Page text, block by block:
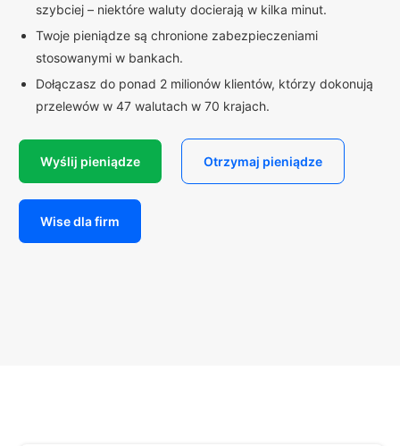
szybciej – niektóre waluty docierają w kilka minut.
Twoje pieniądze są chronione zabezpieczeniami
stosowanymi w bankach.
Dołączasz do ponad 2 milionów klientów, którzy dokonują
przelewów w 47 walutach w 70 krajach.
Wyślij pieniądze Otrzymaj pieniądze
Wise dla firm